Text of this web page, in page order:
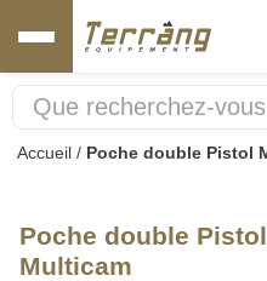
Accueil / Poche double Pistol
Poche double
Multicam